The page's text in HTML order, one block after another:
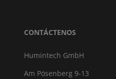
CONTÁCTENOS
Humintech GmbH
Am Pösenberg 9-13